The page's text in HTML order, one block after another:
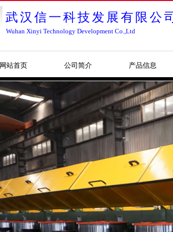
武汉信一科技发展有限公司
Wuhan Xinyi Technology Development Co.,Ltd
网站首页 公司简介 产品信息